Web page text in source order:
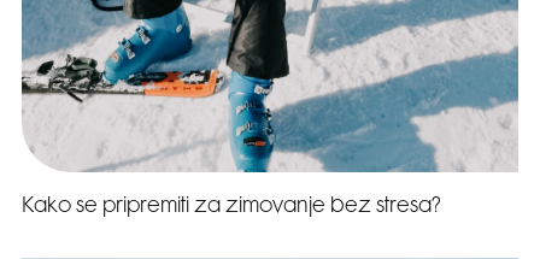
Kako se pripremiti za zimovanje bez stresa?